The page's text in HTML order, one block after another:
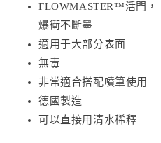
FLOWMASTER™活門，
爆衝不斷墨
適用于大部分表面
無毒
非常適合搭配噴筆使用
德國製造
可以直接用清水稀釋